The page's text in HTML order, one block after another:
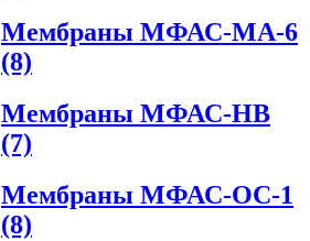
Мембраны МФАС-МА-6
(8)
Мембраны МФАС-НВ
(7)
Мембраны МФАС-ОС-1
(8)